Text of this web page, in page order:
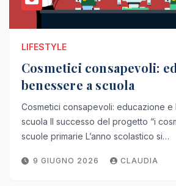
LIFESTYLE
Cosmetici consapevoli:
benessere a scuola
Cosmetici consapevoli: educazione e
scuola Il successo del progetto “i
scuole primarie L’anno scolastico si…
9 GIUGNO 2026 CLAUDIA